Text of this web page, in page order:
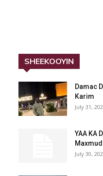
SHEEKOOYIN
Damac
Karim
July 31,
YAA KA
July 30,